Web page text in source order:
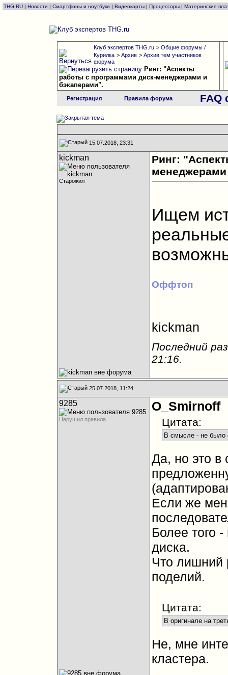
THG.RU | Новости | Смартфоны и ноутбуки | Видеокарты | Процессоры | Материнские
Клуб экспертов THG.ru > Общие форумы /
Курилка > Архив > Архив тем участников
форума
Ринг: "Аспекты
работы с программами диск-менеджерами и
бэкаперами".
Регистрация Правила форума FAQ
15.07.2018, 23:31
kickman
Старожил
Ринг:
Ищем
Оффтоп
kickman
Последний
21:16.
25.07.2018, 11:24
9285
Нарушил правила
O_Smirnoff
Цитата:
В смысле - не было
Да, но это в
Если же
Более того
диска.
Что лишний
поделий.
Цитата:
В оригинале на
Не, мне
кластера.